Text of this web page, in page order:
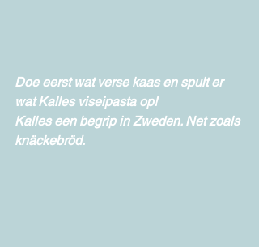
Doe eerst wat verse kaas en spuit er
wat Kalles viseipasta op!
Kalles een begrip in Zweden. Net zoals
knäckebröd.